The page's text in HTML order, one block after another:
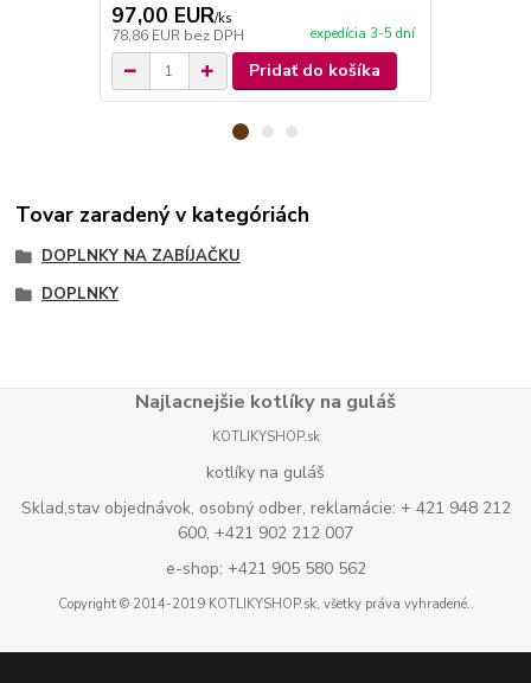
97,00 EUR/ks
78,86 EUR bez DPH expedícia 3-5 dní
Pridať do košíka
Tovar zaradený v kategóriách
DOPLNKY NA ZABÍJAČKU
DOPLNKY
Najlacnejšie kotlíky na guláš
KOTLIKYSHOP.sk
kotlíky na guláš
Sklad,stav objednávok, osobný odber, reklamácie: + 421 948 212
600, +421 902 212 007
e-shop: +421 905 580 562
Copyright © 2014-2019 KOTLIKYSHOP.sk, všetky práva vyhradené..